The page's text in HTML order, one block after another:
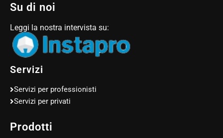
Su di noi
Leggi la nostra intervista su:
Servizi
Servizi per professionisti
Servizi per privati
Prodotti